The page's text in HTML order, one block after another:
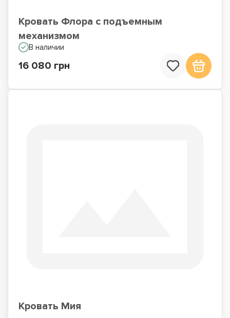
Кровать Флора с подъемным
механизмом
В наличии
16 080 грн
Кровать Мия